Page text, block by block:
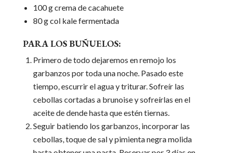
100 g crema de cacahuete
80 g col kale fermentada
PARA LOS BUÑUELOS:
Primero de todo dejaremos en remojo los
garbanzos por toda una noche. Pasado este
tiempo, escurrir el agua y triturar. Sofreír las
cebollas cortadas a brunoise y sofreírlas en el
aceite de dende hasta que estén tiernas.
Seguir batiendo los garbanzos, incorporar las
cebollas, toque de sal y pimienta negra molida